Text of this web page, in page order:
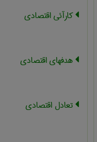
کارآئی اقتصادی
هدفهای اقتصادی
تعادل اقتصادی